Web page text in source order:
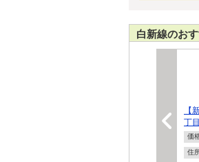
白新線のお
【
丁
価
住